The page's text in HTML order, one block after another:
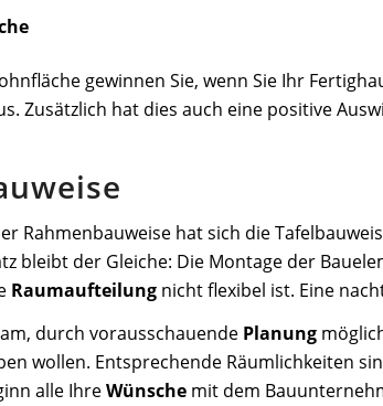
gewinnen Sie, wenn Sie Ihr
Zusätzlich hat dies auch eine positive
Rahmenbauweise hat sich die
bleibt der Gleiche: Die Montage der
Raumaufteilung nicht flexibel ist. Eine
durch vorausschauende Planung
wollen. Entsprechende Räumlichkeiten
alle IhreWünsche mit dem